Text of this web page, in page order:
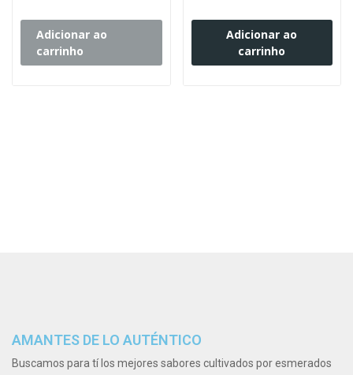
Adicionar ao
carrinho
Adicionar ao
carrinho
AMANTES DE LO AUTÉNTICO
Buscamos para tí los mejores sabores cultivados por esmerados